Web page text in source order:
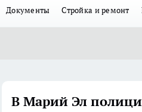
Документы Стройка и ремонт
В Марий Эл